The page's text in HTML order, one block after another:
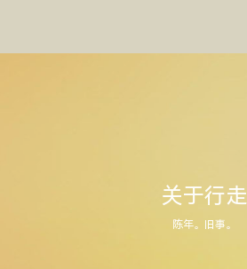
关于行走
陈年。旧事。